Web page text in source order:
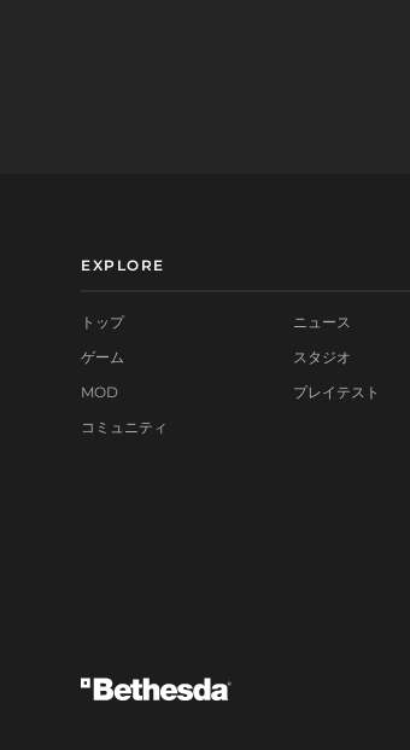
EXPLORE
トップ
ゲーム
MOD
コミュニティ
ニュース
スタジオ
プレイテスト